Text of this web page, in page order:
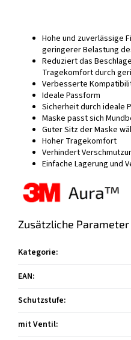
Hohe und zuverlässige
geringerer Belastung
Reduziert das
Tragekomfort durch
Verbesserte
Ideale Passform
Sicherheit durch ideale
Maske passt sich
Guter Sitz der Maske
Hoher Tragekomfort
Verhindert
Einfache Lagerung und
Zusätzliche Parameter
Kategorie:
EAN:
Schutzstufe:
mit Ventil: